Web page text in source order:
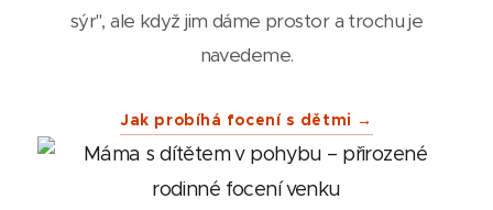
sýr", ale když jim dáme prostor a trochu je
navedeme.
Jak probíhá focení s dětmi →